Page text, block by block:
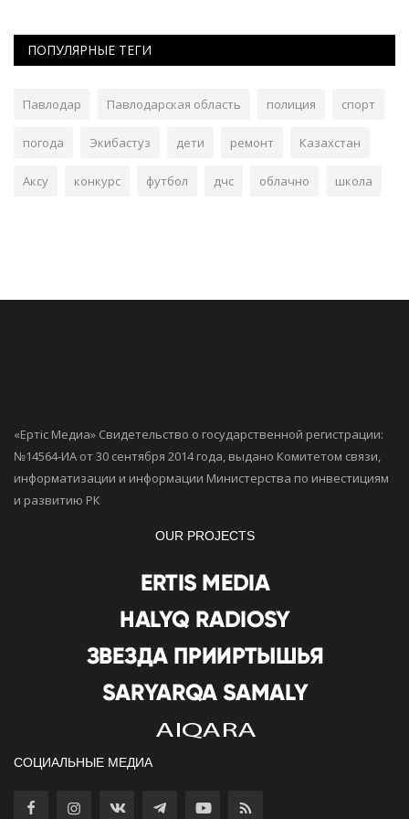
ПОПУЛЯРНЫЕ ТЕГИ
Павлодар Павлодарская область полиция спорт
погода Экибастуз дети ремонт Казахстан
Аксу конкурс футбол дчс облачно школа
«Ертiс Медиа» Свидетельство о государственной регистрации:
№14564-ИА от 30 сентября 2014 года, выдано Комитетом связи,
информатизации и информации Министерства по инвестициям
и развитию РК
OUR PROJECTS
СОЦИАЛЬНЫЕ МЕДИА